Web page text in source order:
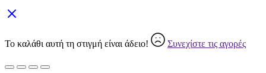
Το καλάθι αυτή τη στιγμή είναι άδειο! Συνεχίστε τις αγορές